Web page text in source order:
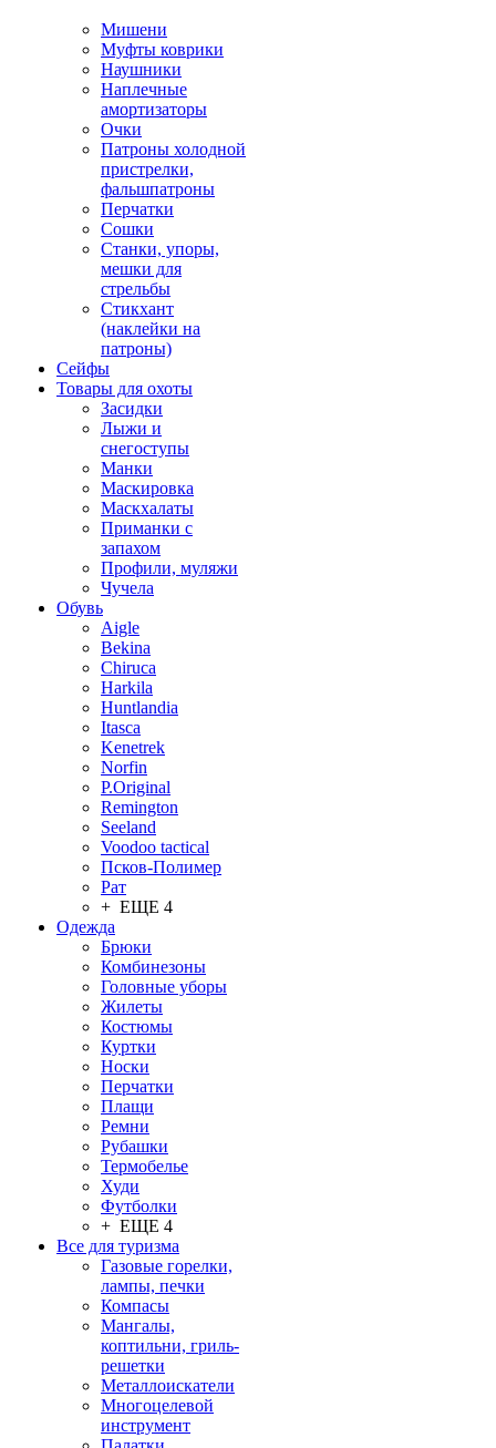
Мишени
Муфты коврики
Наушники
Наплечные
амортизаторы
Очки
Патроны холодной
пристрелки,
фальшпатроны
Перчатки
Сошки
Станки, упоры,
мешки для
стрельбы
Стикхант
(наклейки на
патроны)
Сейфы
Товары для охоты
Засидки
Лыжи и
снегоступы
Манки
Маскировка
Маскхалаты
Приманки с
запахом
Профили, муляжи
Чучела
Обувь
Aigle
Bekina
Chiruсa
Harkila
Huntlandia
Itasca
Kenetrek
Norfin
P.Original
Remington
Seeland
Voodoo tactical
Псков-Полимер
Рат
+ ЕЩЕ 4
Одежда
Брюки
Комбинезоны
Головные уборы
Жилеты
Костюмы
Куртки
Носки
Перчатки
Плащи
Ремни
Рубашки
Термобелье
Худи
Футболки
+ ЕЩЕ 4
Все для туризма
Газовые горелки,
лампы, печки
Компасы
Мангалы,
коптильни, гриль-
решетки
Металлоискатели
Многоцелевой
инструмент